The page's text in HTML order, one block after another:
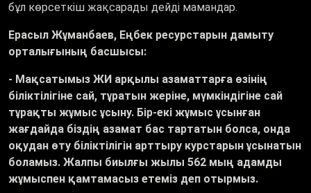
бұл көрсеткіш жақсарады дейді мамандар.
Ерасыл Жұманбаев, Еңбек ресурстарын дамыту
орталығының басшысы:
- Мақсатымыз ЖИ арқылы азаматтарға өзінің
біліктілігіне сай, тұратын жеріне, мүмкіндігіне сай
тұрақты жұмыс ұсыну. Бір-екі жұмыс ұсынған
жағдайда біздің азамат бас тартатын болса, онда
оқудан өту біліктілігін арттыру курстарын ұсынатын
боламыз. Жалпы биылғы жылы 562 мың адамды
жұмыспен қамтамасыз етеміз деп отырмыз.